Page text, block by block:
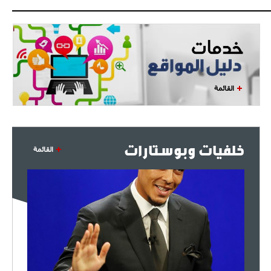
أوهارا: "محرز، فودن ودي بروين..
ثلاثي من نار"
18:30
- 2021/07/25
لوكاتيلي يؤكد نيته في الانتقال إلى
جوفنتوس عبر تويتر!
أنشيلوتي يصر على جلب كيليني
القائمة
خلفيات وبوستارات القائمة